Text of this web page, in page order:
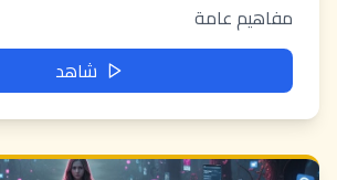
مفاهيم عامة
شاهد